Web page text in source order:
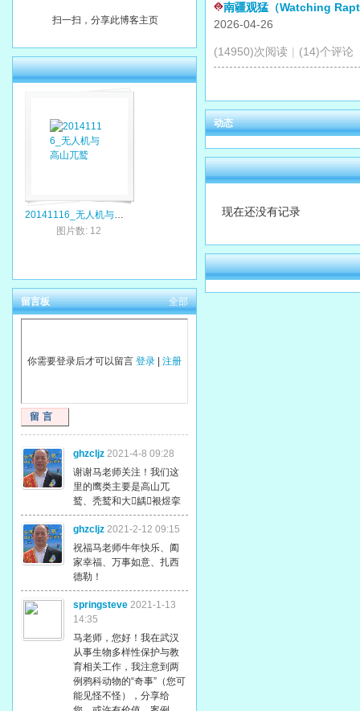
扫一扫，分享此博客主页
20141116_无人机与高山兀鹫
图片数: 12
留言板 全部
你需要登录后才可以留言 登录 注册
留言
ghzcljz 2021-4-8 09:28
谢谢马老师关注！我们这
里的鹰类主要是高山兀
鹫、秃鹫和大龋裉煜挛
ghzcljz 2021-2-12 09:15
祝福马老师牛年快乐、阖
家幸福、万事如意、扎西
德勒！
springsteve 2021-1-13
14:35
马老师，您好！我在武汉
从事生物多样性保护与教
育相关工作，我注意到两
例鸦科动物的“奇事”（您可
能见怪不怪），分享给
南疆观猛（Watching
2026-04-26
(14950)次阅读 | (14)个评论
动态
现在还没有记录